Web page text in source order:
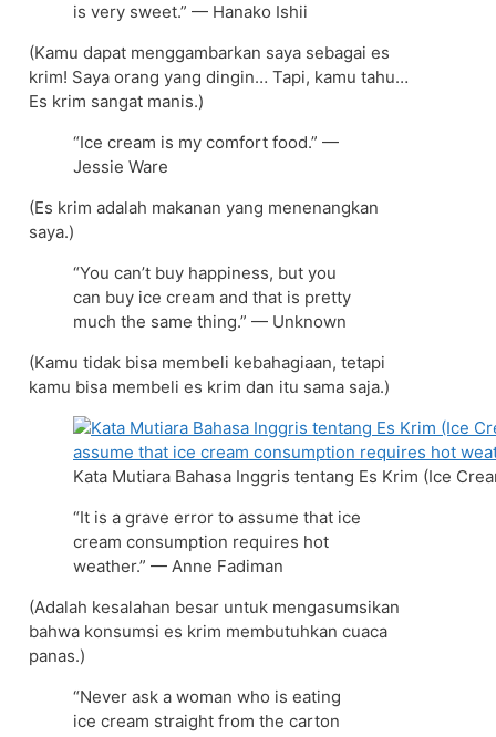
is very sweet.” — Hanako Ishii
(Kamu dapat menggambarkan saya sebagai es
krim! Saya orang yang dingin… Tapi, kamu tahu…
Es krim sangat manis.)
“Ice cream is my comfort food.” —
Jessie Ware
(Es krim adalah makanan yang menenangkan
saya.)
“You can’t buy happiness, but you
can buy ice cream and that is pretty
much the same thing.” — Unknown
(Kamu tidak bisa membeli kebahagiaan, tetapi
kamu bisa membeli es krim dan itu sama saja.)
Kata Mutiara Bahasa Inggris tentang Es Krim (Ice
“It is a grave error to assume that ice
cream consumption requires hot
weather.” — Anne Fadiman
(Adalah kesalahan besar untuk mengasumsikan
bahwa konsumsi es krim membutuhkan cuaca
panas.)
“Never ask a woman who is eating
ice cream straight from the carton